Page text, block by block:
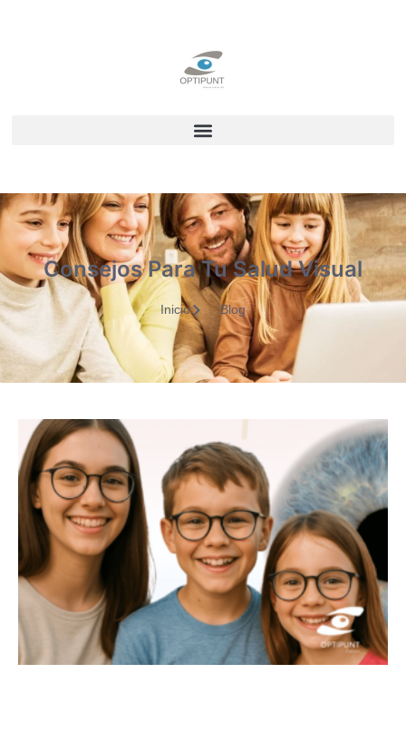
Consejos Para Tu Salud Visual
Inicio Blog